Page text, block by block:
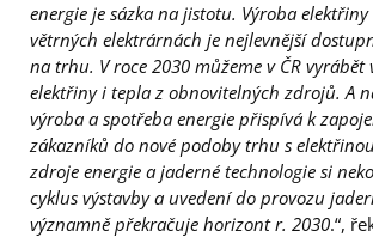
energie je sázka na jistotu. Výroba
větrných elektrárnách je nejlevnější
na trhu. V roce 2030 můžeme v ČR vyrábět
elektřiny i tepla z obnovitelných zdrojů. A
výroba a spotřeba energie přispívá k
zákazníků do nové podoby trhu s
zdroje energie a jaderné technologie si
cyklus výstavby a uvedení do provozu
významně překračuje horizont r. 2030.“,